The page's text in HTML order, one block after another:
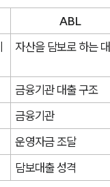
ABL
자산을 담보로 하는
금융기관 대출 구조
금융기관
운영자금 조달
담보대출 성격